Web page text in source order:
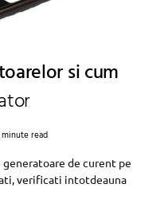
si cum
minute read
de curent pe
verificati intotdeauna